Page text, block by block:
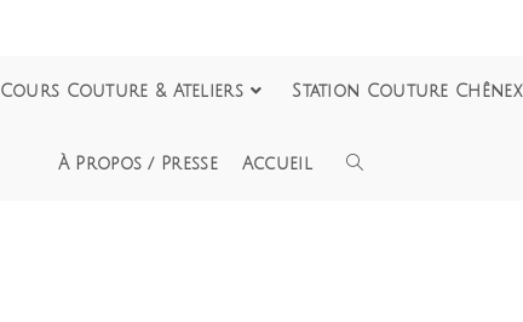
Cours Couture & Ateliers Station Couture Chênex
À Propos / Presse Accueil